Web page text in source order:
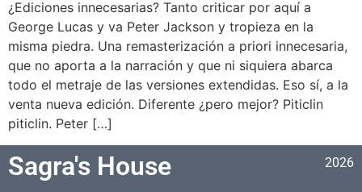
¿Ediciones innecesarias? Tanto criticar por aquí a
George Lucas y va Peter Jackson y tropieza en la
misma piedra. Una remasterización a priori innecesaria,
que no aporta a la narración y que ni siquiera abarca
todo el metraje de las versiones extendidas. Eso sí, a la
venta nueva edición. Diferente ¿pero mejor? Piticlin
piticlin. Peter […]
Sagra's House 2026